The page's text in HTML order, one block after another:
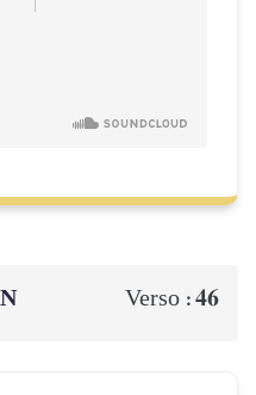
Verso :46